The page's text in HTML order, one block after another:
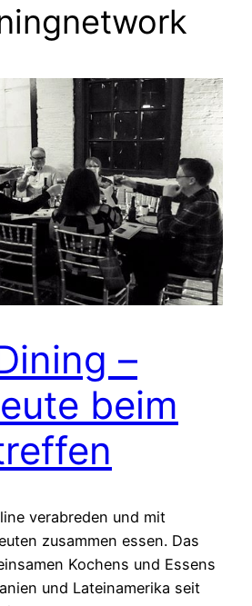
–
beim
verabreden und mit
zusammen essen. Das
Kochens und Essens
und Lateinamerika seit